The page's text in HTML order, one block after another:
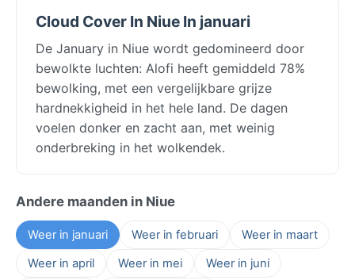
Cloud Cover In Niue In januari
De January in Niue wordt gedomineerd door
bewolkte luchten: Alofi heeft gemiddeld 78%
bewolking, met een vergelijkbare grijze
hardnekkigheid in het hele land. De dagen
voelen donker en zacht aan, met weinig
onderbreking in het wolkendek.
Andere maanden in Niue
Weer in januari Weer in februari
Weer in maart
Weer in april
Weer in mei Weer in juni